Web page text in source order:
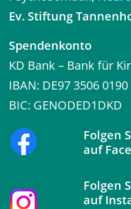
Ev. Stiftung
Spendenkonto
KD Bank – Bank für
IBAN: DE97 3506
BIC: GENODED1DKD
Folgen
auf
Folgen
auf